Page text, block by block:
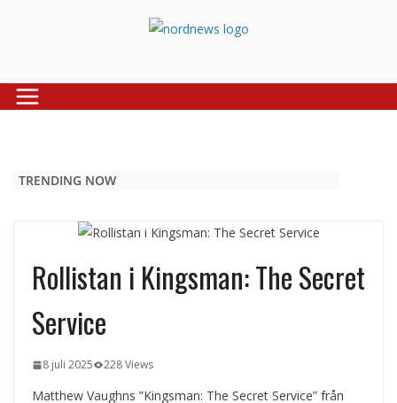
TRENDING NOW
Rollistan i Kingsman: The Secret
Service
8 juli 2025 228 Views
Matthew Vaughns ”Kingsman: The Secret Service” från